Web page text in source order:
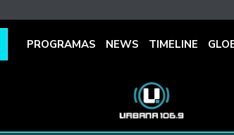
PROGRAMAS NEWS TIMELINE